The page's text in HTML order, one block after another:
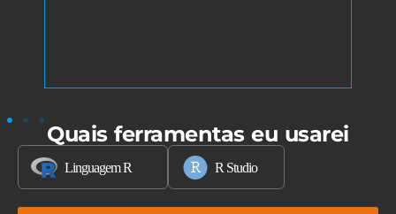
Quais ferramentas eu usarei